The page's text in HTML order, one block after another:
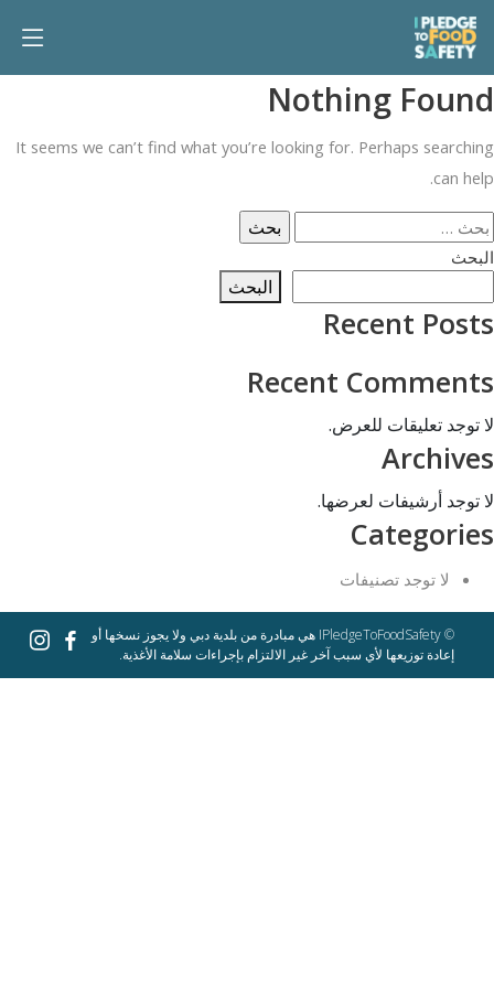
Nothing Found
It seems we can’t find what you’re looking for. Perhaps searching
can help.
البحث
عن:
البحث
البحث
Recent Posts
Recent Comments
لا توجد تعليقات للعرض.
Archives
لا توجد أرشيفات لعرضها.
Categories
لا توجد تصنيفات
© IPledgeToFoodSafety هي مبادرة من بلدية دبي ولا يجوز نسخها أو
إعادة توزيعها لأي سبب آخر غير الالتزام بإجراءات سلامة الأغذية.